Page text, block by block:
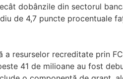
dobânzile din sectorul
de 4,7 puncte procentuale
a resurselor recreditate prin
41 de milioane au fost